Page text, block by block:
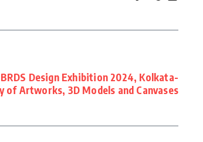
Design Exhibition 2024, Kolkata-
of Artworks, 3D Models and Canvases